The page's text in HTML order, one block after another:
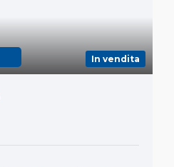
In vendita